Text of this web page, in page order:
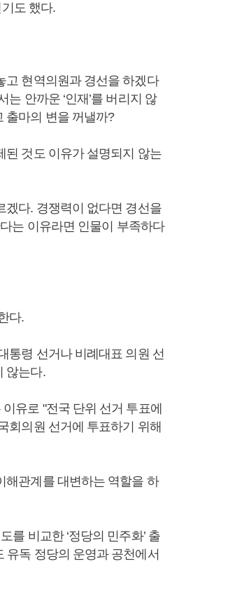
도 했다.
고 현역의원과 경선을 하겠다
안까운 ‘인재’를 버리지 않
출마의 변을 꺼낼까?
된 것도 이유가 설명되지 않는
겠다. 경쟁력이 없다면 경선을
는 이유라면 인물이 부족하다
다.
통령 선거나 비례대표 의원 선
않는다.
유로 "전국 단위 선거 투표에
회의원 선거에 투표하기 위해
해관계를 대변하는 역할을 하
를 비교한 ‘정당의 민주화’ 출
유독 정당의 운영과 공천에서